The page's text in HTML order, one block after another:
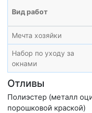
Вид работ
Мечта хозяйки
Набор по уходу за
окнами
Отливы
Полиэстер (металл
порошковой краской)